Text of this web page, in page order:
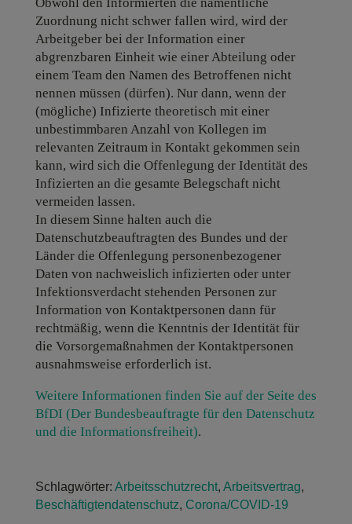
Zuordnung nicht schwer fallen wird, wird der
Arbeitgeber bei der Information einer
abgrenzbaren Einheit wie einer Abteilung oder
einem Team den Namen des Betroffenen nicht
nennen müssen (dürfen). Nur dann, wenn der
(mögliche) Infizierte theoretisch mit einer
unbestimmbaren Anzahl von Kollegen im
relevanten Zeitraum in Kontakt gekommen sein
kann, wird sich die Offenlegung der Identität des
Infizierten an die gesamte Belegschaft nicht
vermeiden lassen.
In diesem Sinne halten auch die
Datenschutzbeauftragten des Bundes und der
Länder die Offenlegung personenbezogener
Daten von nachweislich infizierten oder unter
Infektionsverdacht stehenden Personen zur
Information von Kontaktpersonen dann für
rechtmäßig, wenn die Kenntnis der Identität für
die Vorsorgemaßnahmen der Kontaktpersonen
ausnahmsweise erforderlich ist.
Weitere Informationen finden Sie auf der Seite des
BfDI (Der Bundesbeauftragte für den Datenschutz
und die Informationsfreiheit).
Schlagwörter: Arbeitsschutzrecht, Arbeitsvertrag,
Beschäftigtendatenschutz, Corona/COVID-19